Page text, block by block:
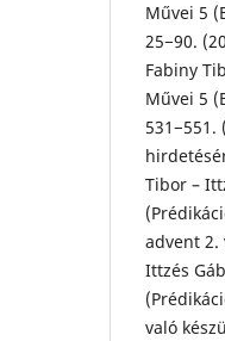
Művei 5
25−90.
Fabiny
Művei 5
Tibor –
advent 2.
Ittzés
való